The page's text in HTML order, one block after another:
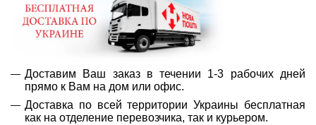
Доставим Ваш заказ в течении 1-3 рабочих дней
прямо к Вам на дом или офис.
Доставка по всей территории Украины бесплатная
как на отделение перевозчика, так и курьером.